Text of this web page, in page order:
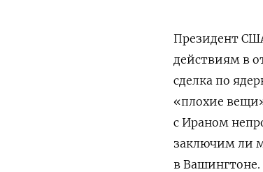
Президент
действиям в
сделка по
«плохие
с Ираном
заключим ли
в Вашингтоне.